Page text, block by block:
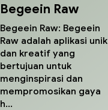
Begeein Raw
Begeein Raw: Begeein
Raw adalah aplikasi unik
dan kreatif yang
bertujuan untuk
menginspirasi dan
mempromosikan gaya
h...